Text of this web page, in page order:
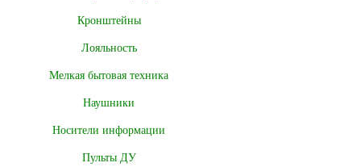
Кронштейны
Лояльность
Мелкая бытовая техника
Наушники
Носители информации
Пульты ДУ